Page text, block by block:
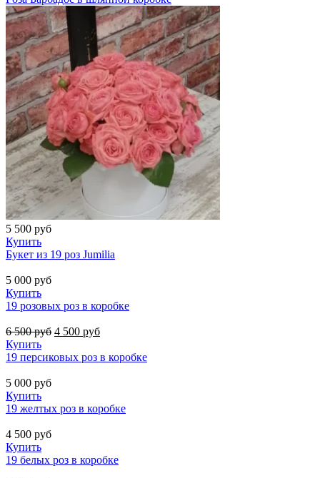
5 500 руб
Купить
Букет из 19 роз Jumilia
5 000 руб
Купить
19 розовых роз в коробке
6 500руб 4 500 руб
Купить
19 персиковых роз в коробке
5 000 руб
Купить
19 желтых роз в коробке
4 500 руб
Купить
19 белых роз в коробке